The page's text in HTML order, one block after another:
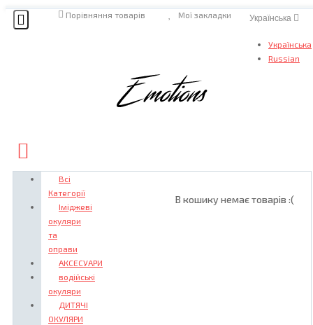
Українська
Українська
Russian
Мої закладки
Порівняння товарів
В кошику немає товарів :(
Всі
Категорії
Іміджеві
окуляри
та
оправи
АКСЕСУАРИ
водійські
окуляри
ДИТЯЧІ
ОКУЛЯРИ